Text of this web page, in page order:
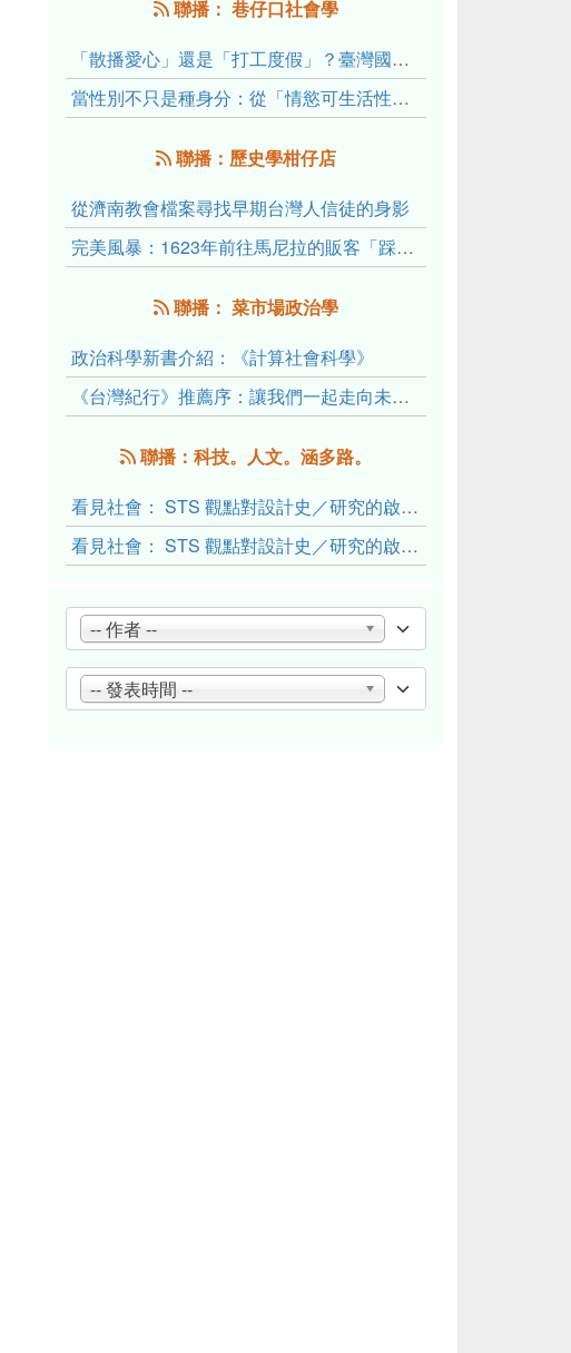
聯播： 巷仔口社會學
「散播愛心」還是「打工度假」？臺灣國內與跨國捐卵的利他修辭、金錢動機與身體代價
當性別不只是種身分：從「情慾可生活性」理解跨性別者的身體、慾望與認同探索
聯播：歷史學柑仔店
從濟南教會檔案尋找早期台灣人信徒的身影
完美風暴：1623年前往馬尼拉的販客「踩線團」怎麼會困死於澎湖?
聯播： 菜市場政治學
政治科學新書介紹：《計算社會科學》
《台灣紀行》推薦序：讓我們一起走向未來文明的備忘錄
聯播：科技。人文。涵多路。
看見社會： STS 觀點對設計史／研究的啟發與反思（下）
看見社會： STS 觀點對設計史／研究的啟發與反思（上）
-- 作者 --
-- 發表時間 --